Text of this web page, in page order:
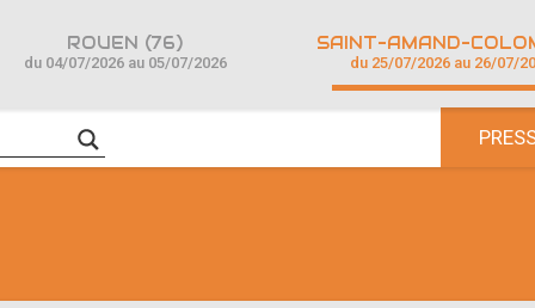
ROUEN (76)
du 04/07/2026 au 05/07/2026 du 25/07/2026 au 26/07/